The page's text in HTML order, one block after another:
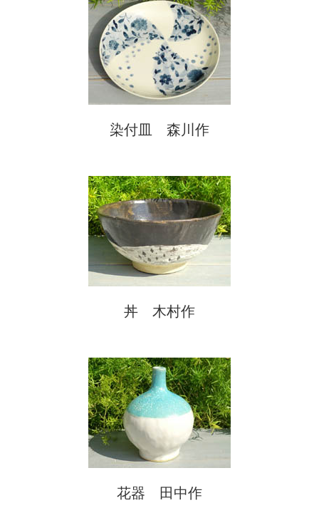
染付皿 森川作
丼 木村作
花器 田中作